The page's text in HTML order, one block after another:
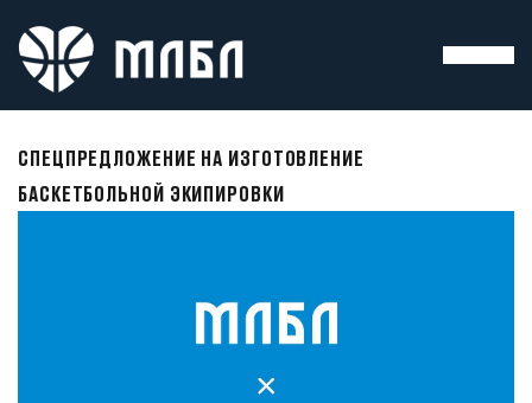
СПЕЦПРЕДЛОЖЕНИЕ НА ИЗГОТОВЛЕНИЕ
БАСКЕТБОЛЬНОЙ ЭКИПИРОВКИ